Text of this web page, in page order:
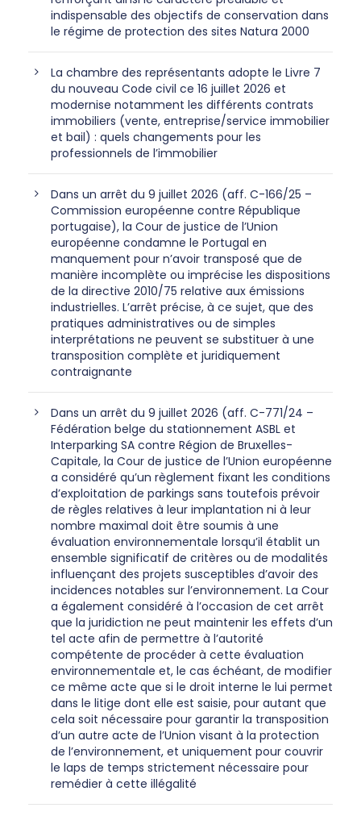
indispensable des objectifs de conservation dans
le régime de protection des sites Natura 2000
La chambre des représentants adopte le Livre 7
du nouveau Code civil ce 16 juillet 2026 et
modernise notamment les différents contrats
immobiliers (vente, entreprise/service immobilier
et bail) : quels changements pour les
professionnels de l’immobilier
Dans un arrêt du 9 juillet 2026 (aff. C-166/25 –
Commission européenne contre République
portugaise), la Cour de justice de l’Union
européenne condamne le Portugal en
manquement pour n’avoir transposé que de
manière incomplète ou imprécise les dispositions
de la directive 2010/75 relative aux émissions
industrielles. L’arrêt précise, à ce sujet, que des
pratiques administratives ou de simples
interprétations ne peuvent se substituer à une
transposition complète et juridiquement
contraignante
Dans un arrêt du 9 juillet 2026 (aff. C-771/24 –
Fédération belge du stationnement ASBL et
Interparking SA contre Région de Bruxelles-
Capitale, la Cour de justice de l’Union européenne
a considéré qu’un règlement fixant les conditions
d’exploitation de parkings sans toutefois prévoir
de règles relatives à leur implantation ni à leur
nombre maximal doit être soumis à une
évaluation environnementale lorsqu’il établit un
ensemble significatif de critères ou de modalités
influençant des projets susceptibles d’avoir des
incidences notables sur l’environnement. La Cour
a également considéré à l’occasion de cet arrêt
que la juridiction ne peut maintenir les effets d’un
tel acte afin de permettre à l’autorité
compétente de procéder à cette évaluation
environnementale et, le cas échéant, de modifier
ce même acte que si le droit interne le lui permet
dans le litige dont elle est saisie, pour autant que
cela soit nécessaire pour garantir la transposition
d’un autre acte de l’Union visant à la protection
de l’environnement, et uniquement pour couvrir
le laps de temps strictement nécessaire pour
remédier à cette illégalité